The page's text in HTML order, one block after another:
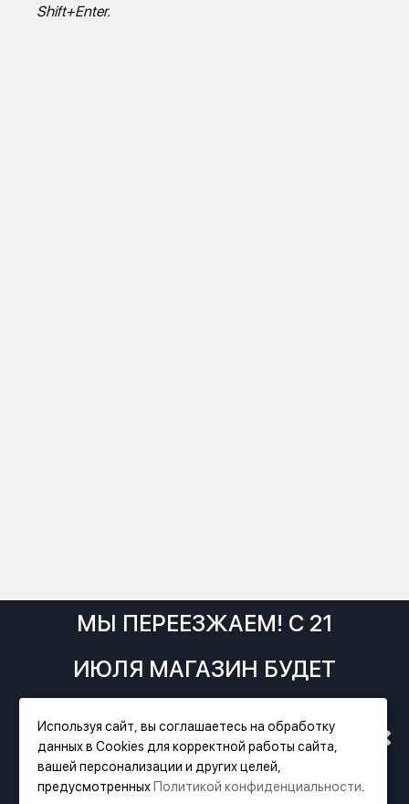
Shift+Enter.
МЫ ПЕРЕЕЗЖАЕМ! С 21
ИЮЛЯ МАГАЗИН БУДЕТ
РАБОТАТЬ ПО НОВОМУ
АДРЕСУ. ПОДРОБНАЯ
Фирменный магазин Festool
Используя сайт, вы соглашаетесь на обработку
данных в Cookies для корректной работы сайта,
вашей персонализации и других целей,
предусмотренных Политикой конфиденциальности